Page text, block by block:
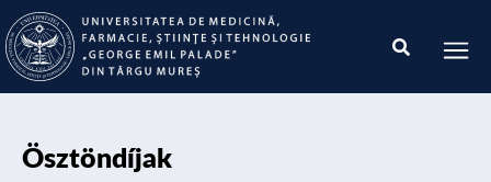
Ösztöndíjak